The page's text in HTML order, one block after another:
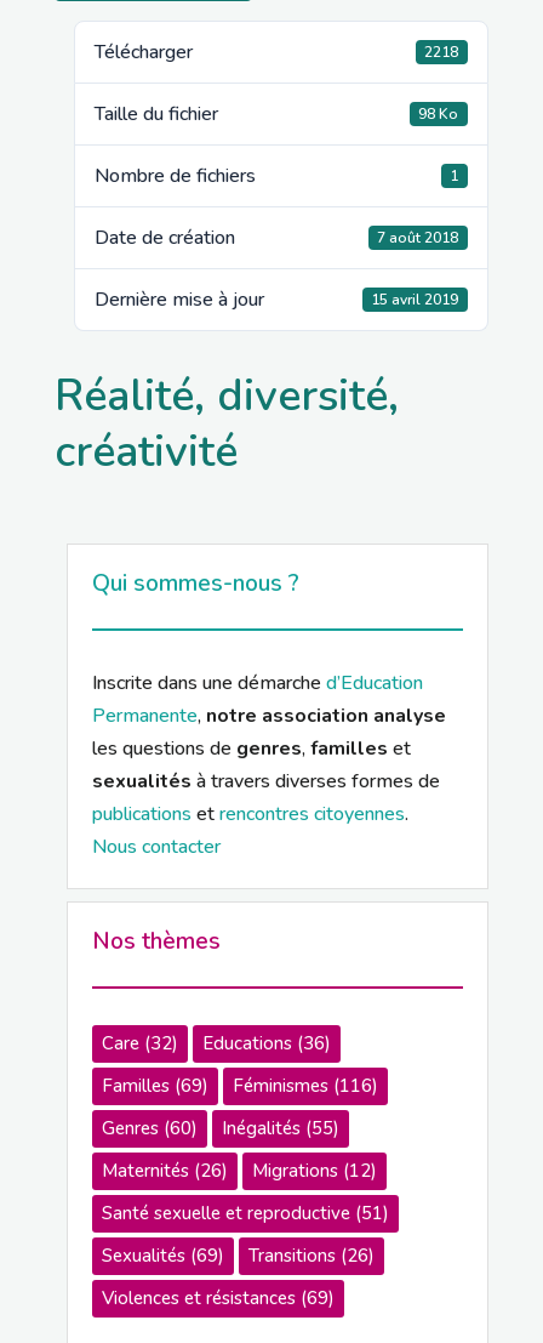
Télécharger 2218
Taille du fichier 98 Ko
Nombre de fichiers 1
Date de création 7 août 2018
Dernière mise à jour 15 avril 2019
Réalité, diversité,
créativité
Qui sommes-nous ?
Inscrite dans une démarche d’Education
Permanente, notre association analyse
les questions de genres,familles et
sexualités à travers diverses formes de
publications etrencontres citoyennes.
Nous contacter
Nos thèmes
Care(32) Educations(36)
Familles(69) Féminismes(116)
Genres(60) Inégalités(55)
Maternités(26) Migrations(12)
Santé sexuelle et reproductive(51)
Sexualités(69) Transitions(26)
Violences et résistances(69)